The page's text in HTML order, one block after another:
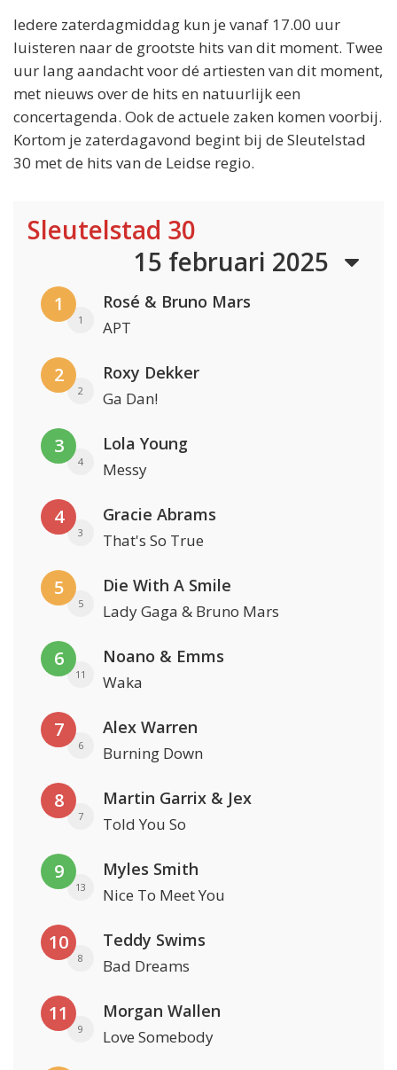
Iedere zaterdagmiddag kun je vanaf 17.00 uur
luisteren naar de grootste hits van dit moment. Twee
uur lang aandacht voor dé artiesten van dit moment,
met nieuws over de hits en natuurlijk een
concertagenda. Ook de actuele zaken komen voorbij.
Kortom je zaterdagavond begint bij de Sleutelstad
30 met de hits van de Leidse regio.
Sleutelstad 30
15 februari 2025
1
1
Rosé & Bruno Mars
APT
2
2
Roxy Dekker
Ga Dan!
3
4
Lola Young
Messy
4
3
Gracie Abrams
That's So True
5
5
Die With A Smile
Lady Gaga & Bruno Mars
6
11
Noano & Emms
Waka
7
6
Alex Warren
Burning Down
8
7
Martin Garrix & Jex
Told You So
9
13
Myles Smith
Nice To Meet You
10
8
Teddy Swims
Bad Dreams
11
9
Morgan Wallen
Love Somebody